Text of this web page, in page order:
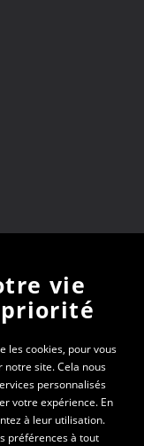
vous recevrez
vie
les cookies, pour vous
site. Cela nous
personnalisés
votre expérience. En
à leur utilisation.
préférences à tout